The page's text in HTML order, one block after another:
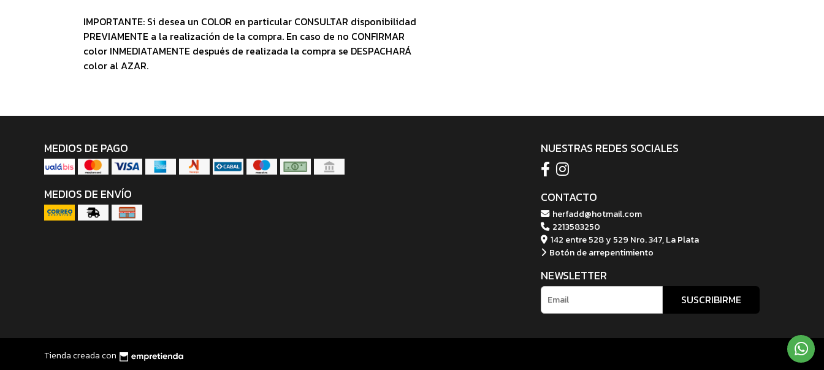
IMPORTANTE: Si desea un COLOR en particular CONSULTAR disponibilidad
PREVIAMENTE a la realización de la compra. En caso de no CONFIRMAR
color INMEDIATAMENTE después de realizada la compra se DESPACHARÁ
color al AZAR.
MEDIOS DE PAGO
MEDIOS DE ENVÍO
NUESTRAS REDES SOCIALES
CONTACTO
herfadd@hotmail.com
2213583250
142 entre 528 y 529 Nro. 347, La Plata
Botón de arrepentimiento
NEWSLETTER
SUSCRIBIRME
Tienda creada con